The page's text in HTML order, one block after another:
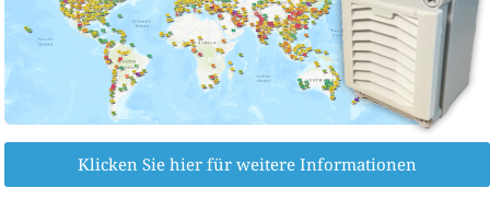
Klicken Sie hier für weitere Informationen